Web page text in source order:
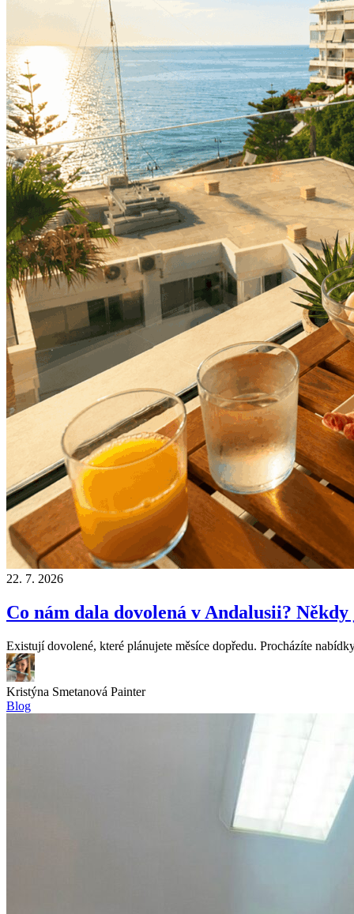
22. 7. 2026
Co nám dala dovolená v Andalusii?
Existují dovolené, které plánujete měsíce dopředu. Procházíte
Kristýna Smetanová Painter
Blog